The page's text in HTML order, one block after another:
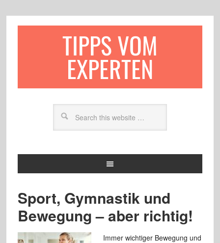
TIPPS VOM
EXPERTEN
Sport, Gymnastik und
Bewegung – aber richtig!
Immer wichtiger Bewegung und